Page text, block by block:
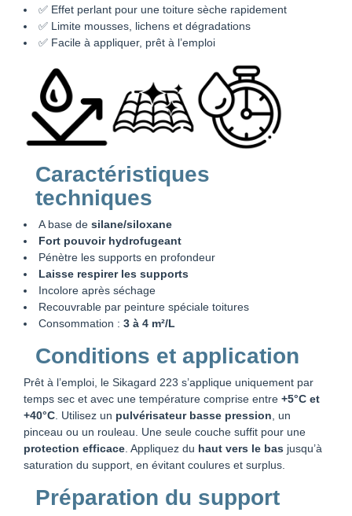
✅ Effet perlant pour une toiture sèche rapidement
✅ Limite mousses, lichens et dégradations
✅ Facile à appliquer, prêt à l’emploi
Caractéristiques
techniques
A base de silane/siloxane
Fort pouvoir hydrofugeant
Pénètre les supports en profondeur
Laisse respirer les supports
Incolore après séchage
Recouvrable par peinture spéciale toitures
Consommation : 3 à 4 m²/L
Conditions et application
Prêt à l’emploi, le Sikagard 223 s’applique uniquement par
temps sec et avec une température comprise entre +5°C et
+40°C . Utilisez un pulvérisateur basse pression , un
pinceau ou un rouleau. Une seule couche suffit pour une
protection efficace . Appliquez du haut vers le bas jusqu’à
saturation du support, en évitant coulures et surplus.
Préparation du support